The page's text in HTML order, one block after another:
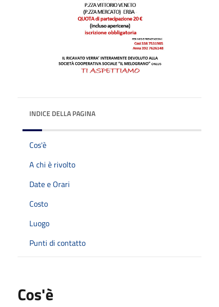
INDICE DELLA PAGINA
Cos'è
A chi è rivolto
Date e Orari
Costo
Luogo
Punti di contatto
Cos'è